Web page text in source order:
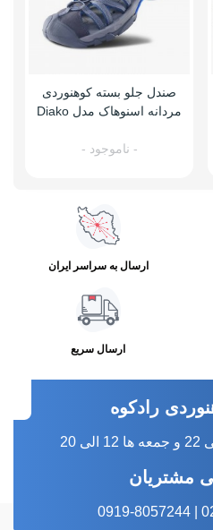
صندل جلو بسته کوهنوردی
مردانه اسنوهاک مدل Diako
- ناموجود -
ارسال به سراسر ایران
ارسال سریع
رادکوه
مشتریان